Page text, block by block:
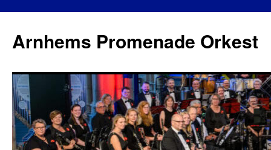
de
inhoud
Arnhems Promenade Orkest